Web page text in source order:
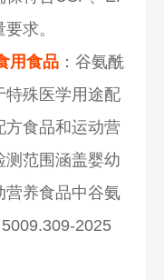
求。
用食品 ：谷氨酰
特殊医学用途配
方食品和运动营
测范围涵盖婴幼
营养食品中谷氨
2025